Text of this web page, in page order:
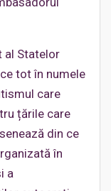
al Statelor
tot în numele
care
țările care
din ce
în
a